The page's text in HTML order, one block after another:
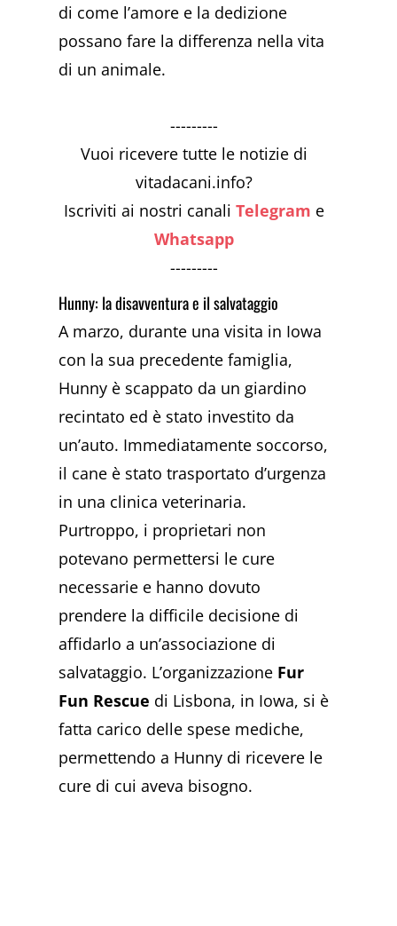
di come l’amore e la dedizione
possano fare la differenza nella vita
di un animale.
---------
Vuoi ricevere tutte le notizie di
vitadacani.info?
Iscriviti ai nostri canaliTelegram e
Whatsapp
---------
Hunny: la disavventura e il salvataggio
A marzo, durante una visita in Iowa
con la sua precedente famiglia,
Hunny è scappato da un giardino
recintato ed è stato investito da
un’auto. Immediatamente soccorso,
il cane è stato trasportato d’urgenza
in una clinica veterinaria.
Purtroppo, i proprietari non
potevano permettersi le cure
necessarie e hanno dovuto
prendere la difficile decisione di
affidarlo a un’associazione di
salvataggio. L’organizzazione Fur
Fun Rescue di Lisbona, in Iowa, si è
fatta carico delle spese mediche,
permettendo a Hunny di ricevere le
cure di cui aveva bisogno.